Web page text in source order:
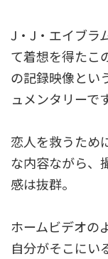
J・J・エイブラ
て着想を得たこ
の記録映像とい
ュメンタリーです
恋人を救うため
な内容ながら、
感は抜群。
ホームビデオの
自分がそこにい